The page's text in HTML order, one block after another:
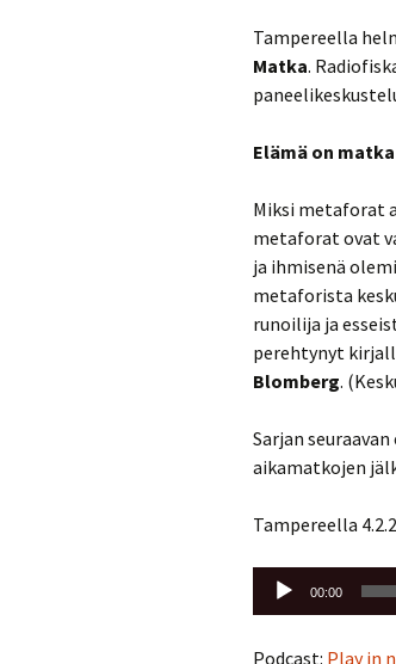
Tampereella
Matka.
Elämä on matka
Miksi metaforat
metaforat ovat
ja ihmisenä
metaforista
runoilija ja
perehtynyt
Blomberg.
Sarjan
aikamatkojen
Tampereella
Äänitoistin
00:00
Podcast: Play in